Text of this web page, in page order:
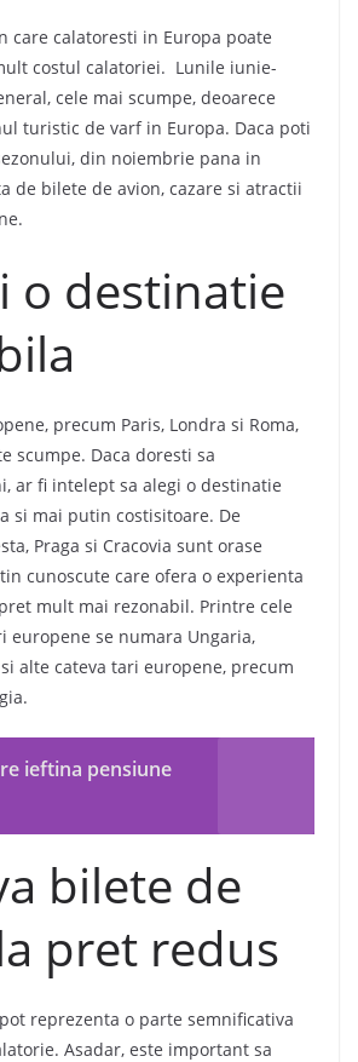
care calatoresti in Europa poate
costul calatoriei. Lunile iunie-
cele mai scumpe, deoarece
turistic de varf in Europa. Daca poti
din noiembrie pana in
de bilete de avion, cazare si atractii
o destinatie
precum Paris, Londra si Roma,
scumpe. Daca doresti sa
ar fi intelept sa alegi o destinatie
si mai putin costisitoare. De
Praga si Cracovia sunt orase
cunoscute care ofera o experienta
mult mai rezonabil. Printre cele
europene se numara Ungaria,
alte cateva tari europene, precum
ieftina pensiune
bilete de
pret redus
reprezenta o parte semnificativa
Asadar, este important sa